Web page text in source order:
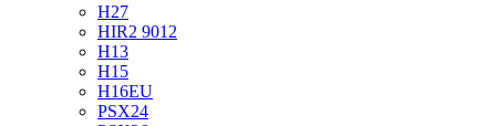
H27
HIR2 9012
H13
H15
H16EU
PSX24